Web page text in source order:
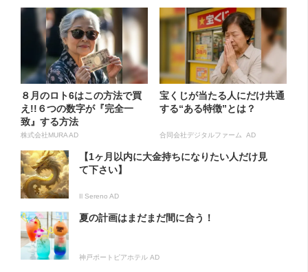
８月のロト6はこの方法で買
え!!６つの数字が『完全一
致』する方法
株式会社MURA AD
宝くじが当たる人にだけ共通
する“ある特徴”とは？
合同会社デジタルファーム AD
【1ヶ月以内に大金持ちになりたい人だけ見
て下さい】
Il Sereno AD
夏の計画はまだまだ間に合う！
神戸ポートピアホテル AD